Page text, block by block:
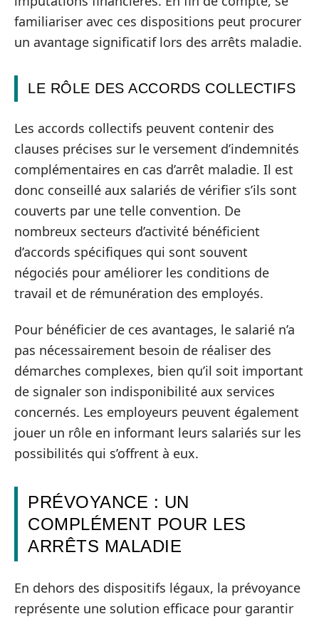
familiariser avec ces dispositions peut procurer
un avantage significatif lors des arrêts maladie.
LE RÔLE DES ACCORDS COLLECTIFS
Les accords collectifs peuvent contenir des
clauses précises sur le versement d’indemnités
complémentaires en cas d’arrêt maladie. Il est
donc conseillé aux salariés de vérifier s’ils sont
couverts par une telle convention. De
nombreux secteurs d’activité bénéficient
d’accords spécifiques qui sont souvent
négociés pour améliorer les conditions de
travail et de rémunération des employés.
Pour bénéficier de ces avantages, le salarié n’a
pas nécessairement besoin de réaliser des
démarches complexes, bien qu’il soit important
de signaler son indisponibilité aux services
concernés. Les employeurs peuvent également
jouer un rôle en informant leurs salariés sur les
possibilités qui s’offrent à eux.
PRÉVOYANCE : UN
COMPLÉMENT POUR LES
ARRÊTS MALADIE
En dehors des dispositifs légaux, la prévoyance
représente une solution efficace pour garantir